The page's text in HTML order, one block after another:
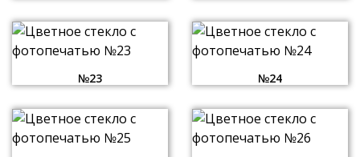
№23 №24